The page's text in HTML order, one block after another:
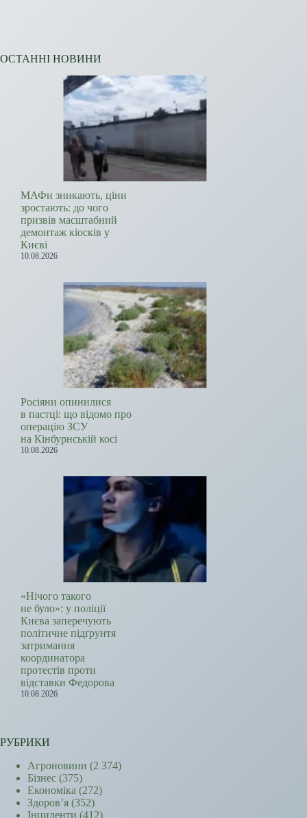
ОСТАННІ НОВИНИ
МАФи зникають, ціни
зростають: до чого
призвів масштабний
демонтаж кіосків у
Києві
10.08.2026
Росіяни опинилися
в пастці: що відомо про
операцію ЗСУ
на Кінбурнській косі
10.08.2026
«Нічого такого
не було»: у поліції
Києва заперечують
політичне підґрунтя
затримання
координатора
протестів проти
відставки Федорова
10.08.2026
РУБРИКИ
Агроновини (2 374)
Бізнес (375)
Економіка (272)
Здоров’я (352)
Інциденти (412)